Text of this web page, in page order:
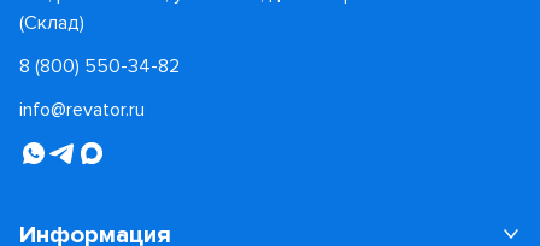
(Склад)
8 (800) 550-34-82
info@revator.ru
Информация